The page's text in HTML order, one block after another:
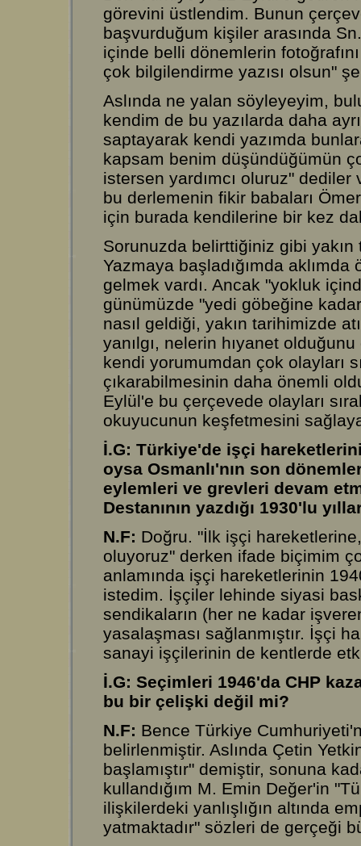
görevini üstlendim. Bunun
başvurduğum kişiler arasında
içinde belli dönemlerin
çok bilgilendirme yazısı olsun"
Aslında ne yalan söyleyeyim,
kendim de bu yazılarda daha
saptayarak kendi yazımda
kapsam benim düşündüğümün
istersen yardımcı oluruz"
bu derlemenin fikir babaları
için burada kendilerine bir kez
Sorunuzda belirttiğiniz gibi
Yazmaya başladığımda
gelmek vardı. Ancak "yokluk
günümüzde "yedi göbeğine
nasıl geldiği, yakın tarihimizde
yanılgı, nelerin hıyanet
kendi yorumumdan çok olayları
çıkarabilmesinin daha önemli
Eylül'e bu çerçevede olayları
okuyucunun keşfetmesini
İ.G: Türkiye'de işçi
oysa Osmanlı'nın son
eylemleri ve grevleri devam
Destanının yazdığı 1930'lu
N.F: Doğru. "İlk işçi
oluyoruz" derken ifade biçimim
anlamında işçi hareketlerinin
istedim. İşçiler lehinde siyasi
sendikaların (her ne kadar
yasalaşması sağlanmıştır. İşçi
sanayi işçilerinin de kentlerde
İ.G: Seçimleri 1946'da CHP
bu bir çelişki değil mi?
N.F: Bence Türkiye
belirlenmiştir. Aslında Çetin
başlamıştır" demiştir, sonuna
kullandığım M. Emin Değer'in
ilişkilerdeki yanlışlığın altında
yatmaktadır" sözleri de gerçeği